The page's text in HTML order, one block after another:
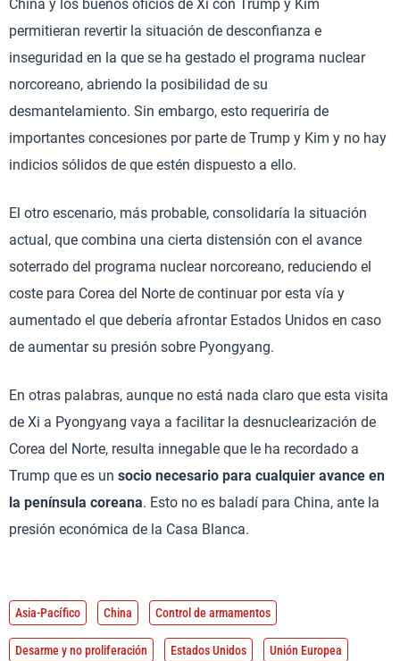
China y los buenos oficios de Xi con Trump y Kim
permitieran revertir la situación de desconfianza e
inseguridad en la que se ha gestado el programa nuclear
norcoreano, abriendo la posibilidad de su
desmantelamiento. Sin embargo, esto requeriría de
importantes concesiones por parte de Trump y Kim y no hay
indicios sólidos de que estén dispuesto a ello.
El otro escenario, más probable, consolidaría la situación
actual, que combina una cierta distensión con el avance
soterrado del programa nuclear norcoreano, reduciendo el
coste para Corea del Norte de continuar por esta vía y
aumentado el que debería afrontar Estados Unidos en caso
de aumentar su presión sobre Pyongyang.
En otras palabras, aunque no está nada claro que esta visita
de Xi a Pyongyang vaya a facilitar la desnuclearización de
Corea del Norte, resulta innegable que le ha recordado a
Trump que es un socio necesario para cualquier avance en
la península coreana. Esto no es baladí para China, ante la
presión económica de la Casa Blanca.
Asia-Pacífico China Control de armamentos
Desarme y no proliferación Estados Unidos Unión Europea